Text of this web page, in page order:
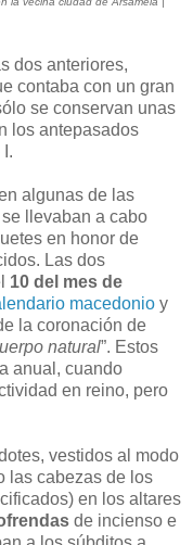
dos anteriores,
contaba con un gran
se conservan unas
los antepasados
algunas de las
llevaban a cabo
en honor de
Las dos
10 del mes de
macedonio y
la coronación de
natural”. Estos
anual, cuando
en reino, pero
vestidos al modo
las cabezas de los
en los altares
de incienso e